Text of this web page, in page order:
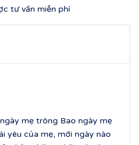
tư vấn miễn phí
mẹ trông Bao ngày mẹ
yêu của mẹ, mới ngày nào